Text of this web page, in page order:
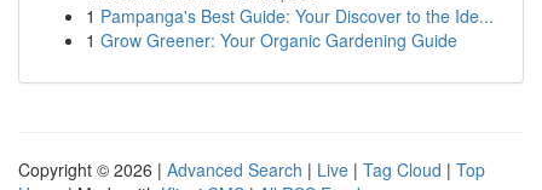
1 Pampanga's Best Guide: Your Discover to the Ide...
1 Grow Greener: Your Organic Gardening Guide
Copyright © 2026 | Advanced Search | Live | Tag Cloud | Top